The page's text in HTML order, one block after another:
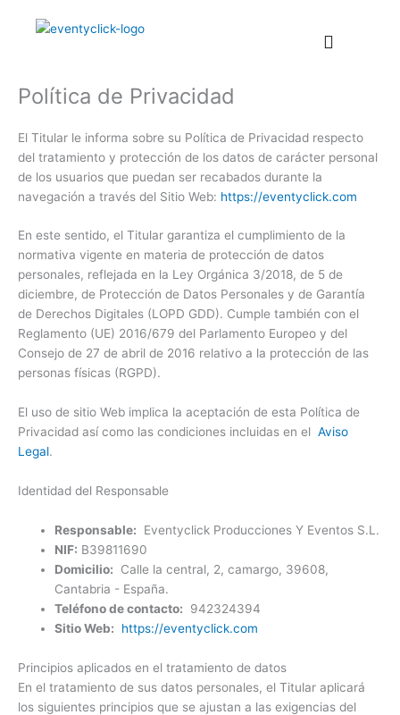
Política de Privacidad
El Titular le informa sobre su Política de Privacidad respecto
del tratamiento y protección de los datos de carácter personal
de los usuarios que puedan ser recabados durante la
navegación a través del Sitio Web: https://eventyclick.com
En este sentido, el Titular garantiza el cumplimiento de la
normativa vigente en materia de protección de datos
personales, reflejada en la Ley Orgánica 3/2018, de 5 de
diciembre, de Protección de Datos Personales y de Garantía
de Derechos Digitales (LOPD GDD). Cumple también con el
Reglamento (UE) 2016/679 del Parlamento Europeo y del
Consejo de 27 de abril de 2016 relativo a la protección de las
personas físicas (RGPD).
El uso de sitio Web implica la aceptación de esta Política de
Privacidad así como las condiciones incluidas en el Aviso
Legal.
Identidad del Responsable
Responsable: Eventyclick Producciones Y Eventos S.L.
NIF: B39811690
Domicilio: Calle la central, 2, camargo, 39608,
Cantabria - España.
Teléfono de contacto: 942324394
Sitio Web:
https://eventyclick.com
Principios aplicados en el tratamiento de datos
En el tratamiento de sus datos personales, el Titular aplicará
los siguientes principios que se ajustan a las exigencias del